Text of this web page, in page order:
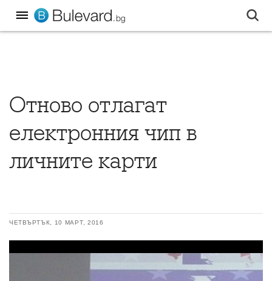
Отново отлагат
електронния чип в
личните карти
ЧЕТВЪРТЪК, 10 МАРТ, 2016